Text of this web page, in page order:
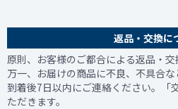
返品・交換に
原則、お客様のご都合による返品・交
万一、お届けの商品に不良、不具合
到着後7日以内にご連絡ください。「
ただきます。